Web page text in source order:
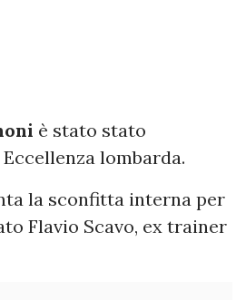
è stato stato
lombarda.
la sconfitta interna per
Flavio Scavo, ex trainer